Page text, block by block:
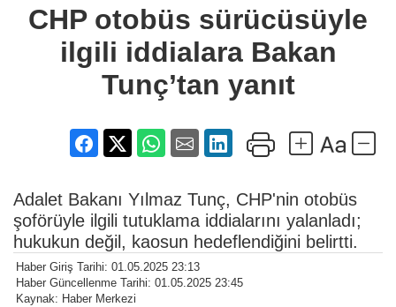
iddialara
Bakan
yanıt
CHP otobüs sürücüsüyle
ilgili iddialara Bakan
Tunç’tan yanıt
Adalet Bakanı Yılmaz Tunç, CHP'nin otobüs
şoförüyle ilgili tutuklama iddialarını yalanladı;
hukukun değil, kaosun hedeflendiğini belirtti.
Haber Giriş Tarihi: 01.05.2025 23:13
Haber Güncellenme Tarihi: 01.05.2025 23:45
Kaynak: Haber Merkezi